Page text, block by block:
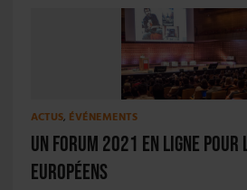
ACTUS, ÉVÉNEMENTS
Un Forum 2021 en ligne
Européens